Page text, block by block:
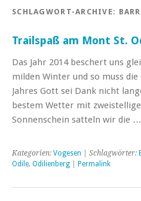
SCHLAGWORT-ARCHIVE: BARR
Trailspaß am Mont St.
Das Jahr 2014 beschert uns
milden Winter und so muss
Jahres Gott sei Dank nicht
bestem Wetter mit
Sonnenschein satteln wir die …
Kategorien: Vogesen | Schlagwörter:
Odile, Odilienberg Permalink